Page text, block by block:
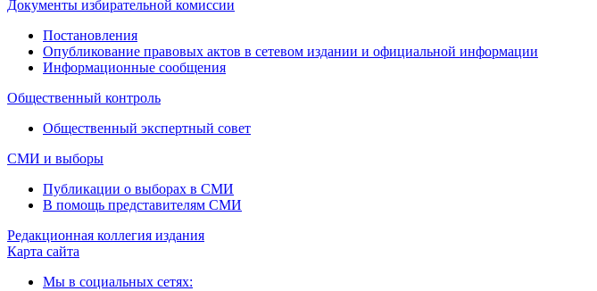
Документы избирательной комиссии
Постановления
Опубликование правовых актов в сетевом издании и официальной информации
Информационные сообщения
Общественный контроль
Общественный экспертный совет
СМИ и выборы
Публикации о выборах в СМИ
В помощь представителям СМИ
Редакционная коллегия издания
Карта сайта
Мы в социальных сетях: